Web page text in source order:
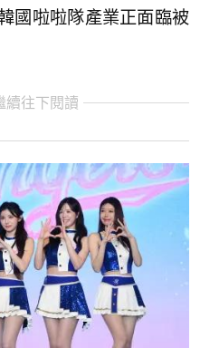
國啦啦隊產業正面臨被
續往下閱讀